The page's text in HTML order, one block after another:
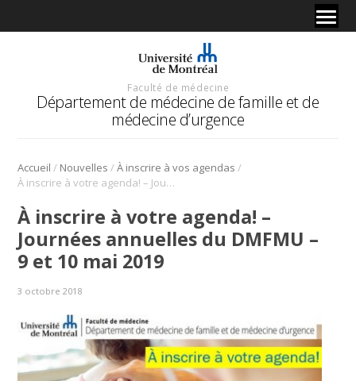
Faculté de médecine
Département de médecine de famille et de
médecine d’urgence
Accueil / Nouvelles /À inscrire à vos agendas /
À inscrire à votre agenda! – Journées annuelles du DMFMU – 9 et 10 mai 2019
À inscrire à votre agenda! –
Journées annuelles du DMFMU –
9 et 10 mai 2019
3 octobre 2018